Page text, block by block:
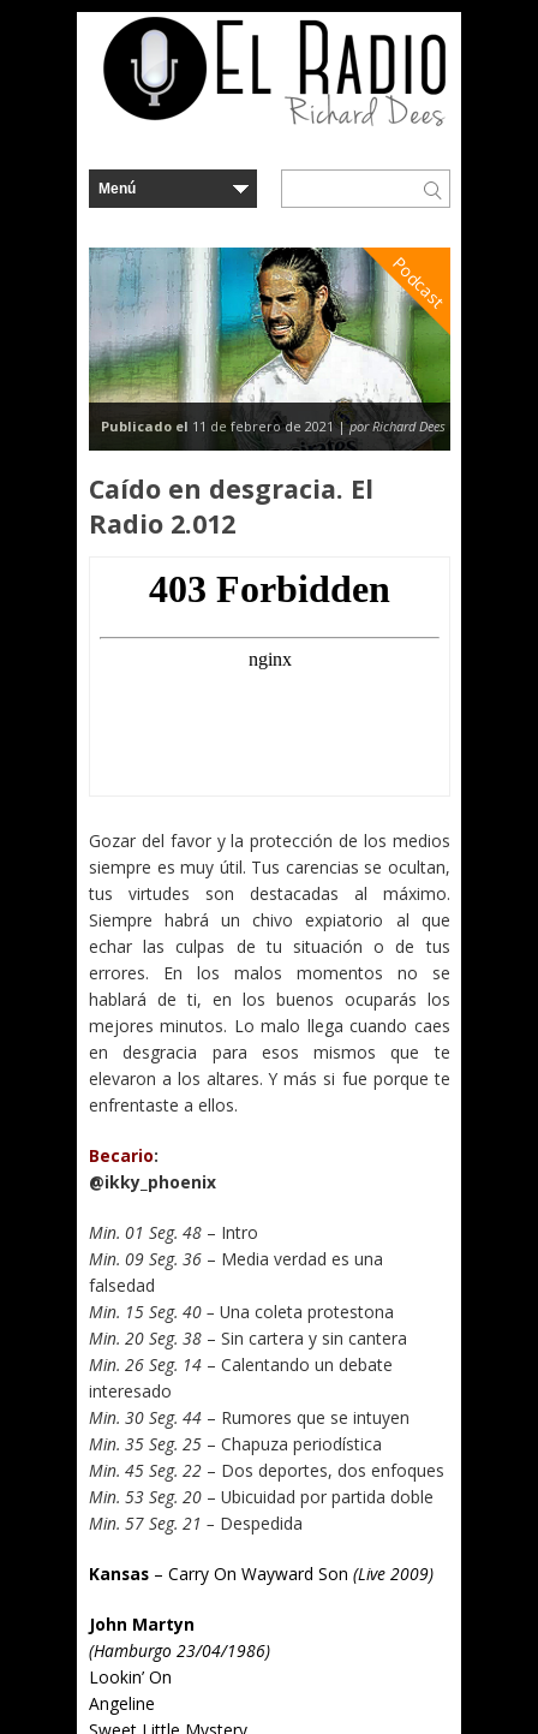
Podcast
Publicado el 11 de febrero de 2021 |por Richard Dees
Caído en desgracia. El
Radio 2.012
Gozar del favor y la protección de los medios
siempre es muy útil. Tus carencias se ocultan,
tus virtudes son destacadas al máximo.
Siempre habrá un chivo expiatorio al que
echar las culpas de tu situación o de tus
errores. En los malos momentos no se
hablará de ti, en los buenos ocuparás los
mejores minutos. Lo malo llega cuando caes
en desgracia para esos mismos que te
elevaron a los altares. Y más si fue porque te
enfrentaste a ellos.
Becario:
@ikky_phoenix
Min. 01 Seg. 48 – Intro
Min. 09 Seg. 36 – Media verdad es una
falsedad
Min. 15 Seg. 40 – Una coleta protestona
Min. 20 Seg. 38 – Sin cartera y sin cantera
Min. 26 Seg. 14 – Calentando un debate
interesado
Min. 30 Seg. 44 – Rumores que se intuyen
Min. 35 Seg. 25 – Chapuza periodística
Min. 45 Seg. 22 – Dos deportes, dos enfoques
Min. 53 Seg. 20 – Ubicuidad por partida doble
Min. 57 Seg. 21 – Despedida
Kansas – Carry On Wayward Son (Live 2009)
John Martyn
(Hamburgo 23/04/1986)
Lookin’ On
Angeline